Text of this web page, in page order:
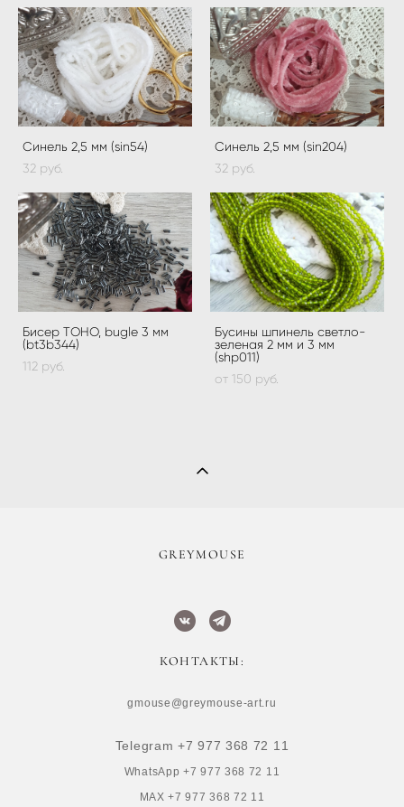
Синель 2,5 мм (sin54)
32 pуб.
Синель 2,5 мм (sin204)
32 pуб.
Бисер ТOHO, bugle 3 мм
(bt3b344)
112 pуб.
Бусины шпинель светло-
зеленая 2 мм и 3 мм
(shp011)
от 150 pуб.
​GREYMOUSE
КОНТАКТЫ:
gmouse@greymouse-art.ru
Telegram +7 977 368 72 11
WhatsApp +7 977 368 72 11
MAX +7 977 368 72 11